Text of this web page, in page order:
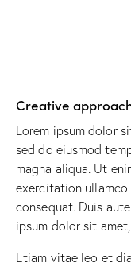
Creative
Lorem ipsum dolor
sed do eiusmod
magna aliqua. Ut
exercitation
consequat. Duis
ipsum dolor sit
Etiam vitae leo et